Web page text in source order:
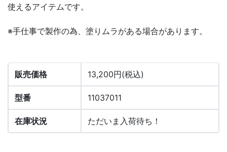
使えるアイテムです。
※手仕事で製作の為、塗りムラがある場合があります。
販売価格 13,200円(税込)
型番 11037011
在庫状況 ただいま入荷待ち！